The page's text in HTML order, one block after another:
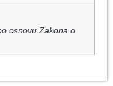
osnovu Zakona o